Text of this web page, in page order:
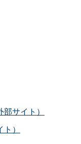
サイト）
）